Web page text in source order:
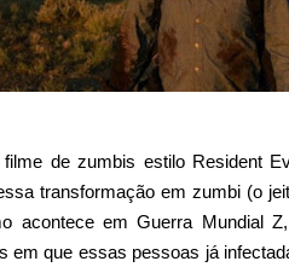
de zumbis estilo Resident
transformação em zumbi (o
acontece em Guerra Mundial
em que essas pessoas já